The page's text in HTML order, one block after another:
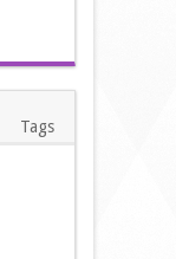
Tags